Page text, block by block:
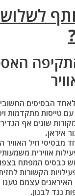
הבסיסים
עם טייסות מתקדמות
שונים אף
איראן.
מבסיסי חיל האוויר
אווירית
כבסיס המפתח בצפון
הקשורות
האיראנים עצמם
נגד לבנון.